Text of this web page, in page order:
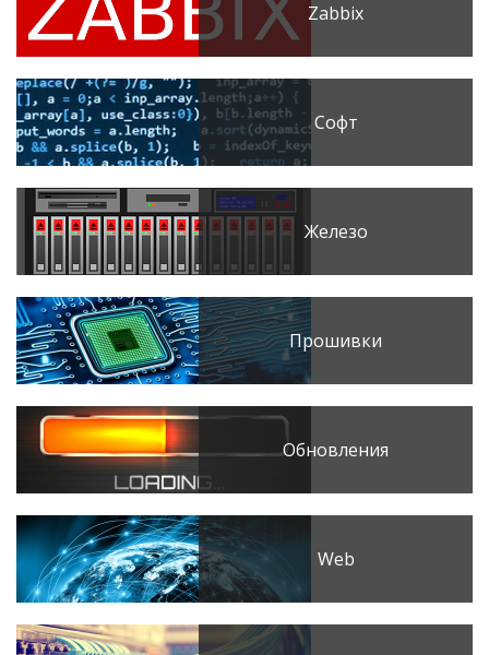
Zabbix
Софт
Железо
Прошивки
Обновления
Web